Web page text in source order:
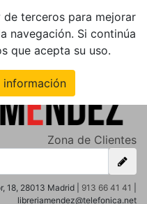
de terceros para mejorar
navegación. Si continúa
que acepta su uso.
información
Zona de Clientes
18, 28013 Madrid | 913 66 41 41
libreriamendez@telefonica.net